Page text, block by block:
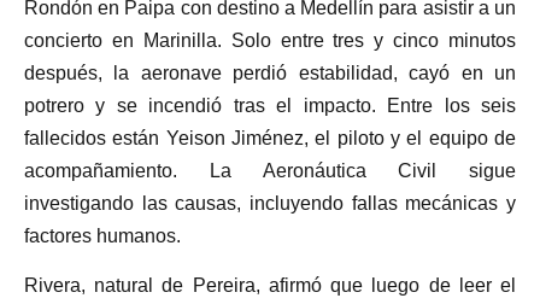
Rondón en Paipa con destino a Medellín para asistir a un
concierto en Marinilla. Solo entre tres y cinco minutos
después, la aeronave perdió estabilidad, cayó en un
potrero y se incendió tras el impacto. Entre los seis
fallecidos están Yeison Jiménez, el piloto y el equipo de
acompañamiento. La Aeronáutica Civil sigue
investigando las causas, incluyendo fallas mecánicas y
factores humanos.
Rivera, natural de Pereira, afirmó que luego de leer el